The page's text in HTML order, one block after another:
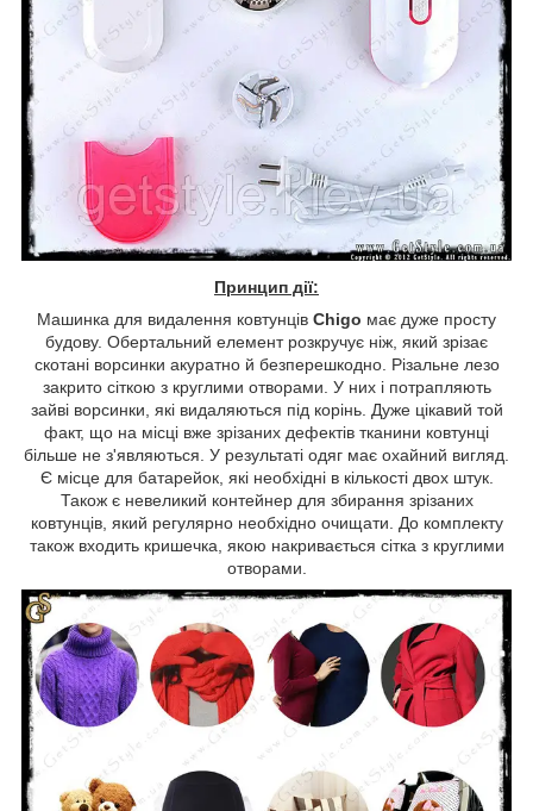
Принцип дії:
Машинка для видалення ковтунців Chigo має дуже просту
будову. Обертальний елемент розкручує ніж, який зрізає
скотані ворсинки акуратно й безперешкодно. Різальне лезо
закрито сіткою з круглими отворами. У них і потрапляють
зайві ворсинки, які видаляються під корінь. Дуже цікавий той
факт, що на місці вже зрізаних дефектів тканини ковтунці
більше не з'являються. У результаті одяг має охайний вигляд.
Є місце для батарейок, які необхідні в кількості двох штук.
Також є невеликий контейнер для збирання зрізаних
ковтунців, який регулярно необхідно очищати. До комплекту
також входить кришечка, якою накривається сітка з круглими
отворами.